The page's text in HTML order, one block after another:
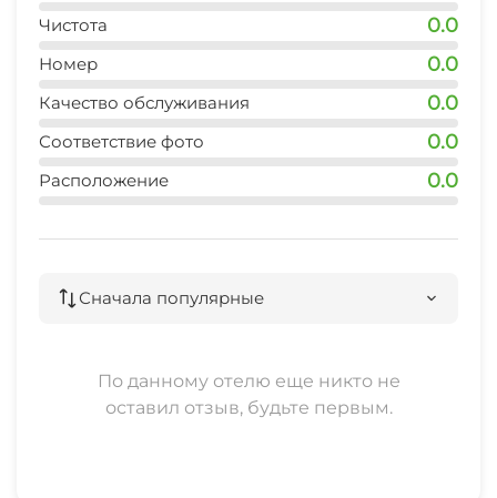
Чистота 0.0
Номер 0.0
Качество обслуживания 0.0
Соответствие фото 0.0
Расположение 0.0
Сначала популярные
По данному отелю еще никто не
оставил отзыв, будьте первым.